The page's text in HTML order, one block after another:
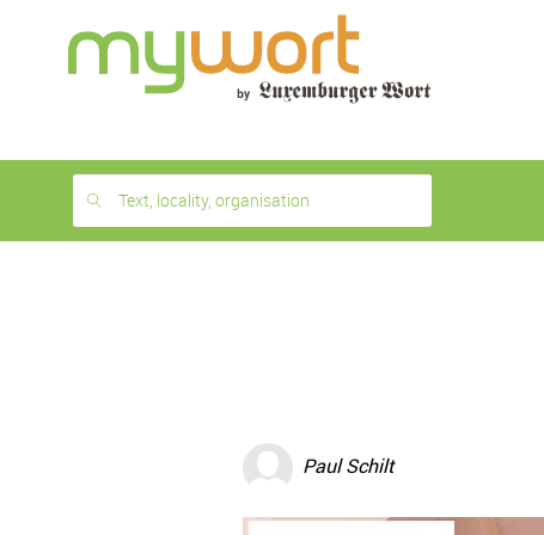
month
free
Text, locality, organisation
Paul Schilt